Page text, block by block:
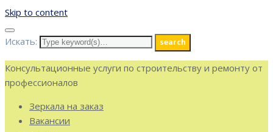
Skip to content
Искать: search
Консультационные услуги по строительству и ремонту от
профессионалов
Зеркала на заказ
Вакансии